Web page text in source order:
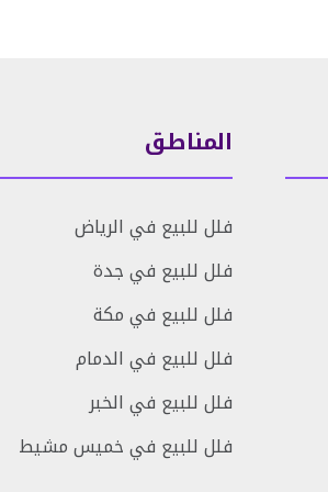
المناطق
فلل للبيع في الرياض
فلل للبيع في جدة
فلل للبيع في مكة
فلل للبيع في الدمام
فلل للبيع في الخبر
فلل للبيع في خميس مشيط